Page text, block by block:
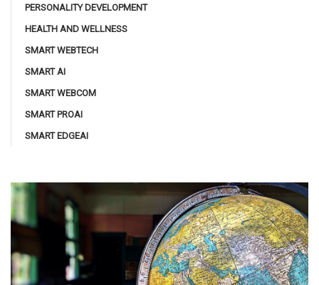
PERSONALITY DEVELOPMENT
HEALTH AND WELLNESS
SMART WEBTECH
SMART AI
SMART WEBCOM
SMART PROAI
SMART EDGEAI